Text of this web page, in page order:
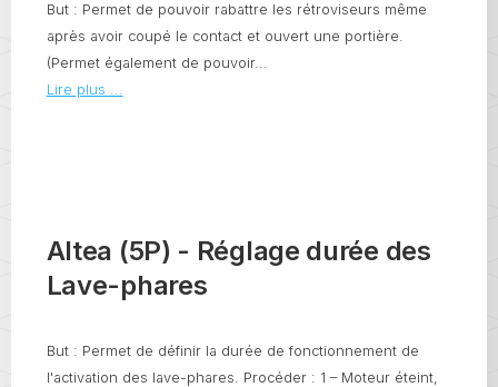
But : Permet de pouvoir rabattre les rétroviseurs même
après avoir coupé le contact et ouvert une portière.
(Permet également de pouvoir...
Lire plus ...
Altea (5P) - Réglage durée des
Lave-phares
But : Permet de définir la durée de fonctionnement de
l'activation des lave-phares. Procéder : 1 – Moteur éteint,